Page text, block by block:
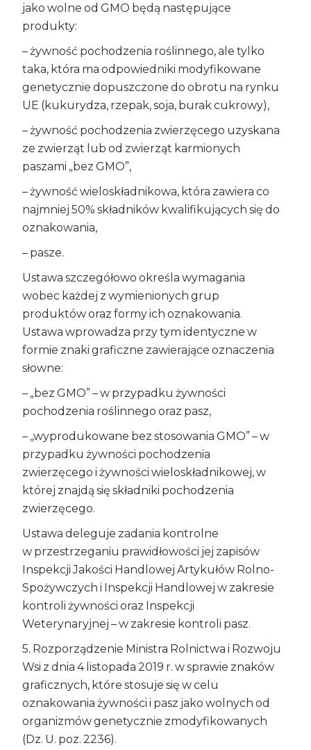
jako wolne od GMO będą następujące
produkty:
– żywność pochodzenia roślinnego, ale tylko
taka, która ma odpowiedniki modyfikowane
genetycznie dopuszczone do obrotu na rynku
UE (kukurydza, rzepak, soja, burak cukrowy),
– żywność pochodzenia zwierzęcego uzyskana
ze zwierząt lub od zwierząt karmionych
paszami „bez GMO”,
– żywność wieloskładnikowa, która zawiera co
najmniej 50% składników kwalifikujących się do
oznakowania,
– pasze.
Ustawa szczegółowo określa wymagania
wobec każdej z wymienionych grup
produktów oraz formy ich oznakowania.
Ustawa wprowadza przy tym identyczne w
formie znaki graficzne zawierające oznaczenia
słowne:
– „bez GMO” – w przypadku żywności
pochodzenia roślinnego oraz pasz,
– „wyprodukowane bez stosowania GMO” – w
przypadku żywności pochodzenia
zwierzęcego i żywności wieloskładnikowej, w
której znajdą się składniki pochodzenia
zwierzęcego.
Ustawa deleguje zadania kontrolne
w przestrzeganiu prawidłowości jej zapisów
Inspekcji Jakości Handlowej Artykułów Rolno-
Spożywczych i Inspekcji Handlowej w zakresie
kontroli żywności oraz Inspekcji
Weterynaryjnej – w zakresie kontroli pasz.
5. Rozporządzenie Ministra Rolnictwa i Rozwoju
Wsi z dnia 4 listopada 2019 r. w sprawie znaków
graficznych, które stosuje się w celu
oznakowania żywności i pasz jako wolnych od
organizmów genetycznie zmodyfikowanych
(Dz. U. poz. 2236).